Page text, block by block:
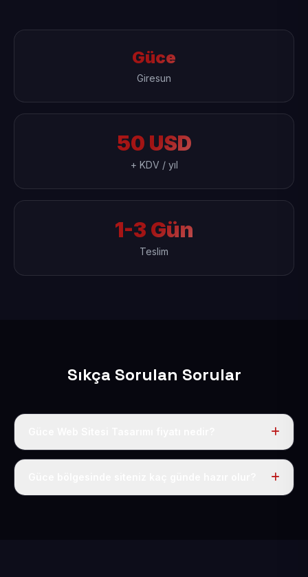
Güce
Giresun
50 USD
+ KDV / yıl
1-3 Gün
Teslim
Sıkça Sorulan Sorular
Tek fiyat uygulanır: yıllık 50 USD + KDV. Bu bedele alan